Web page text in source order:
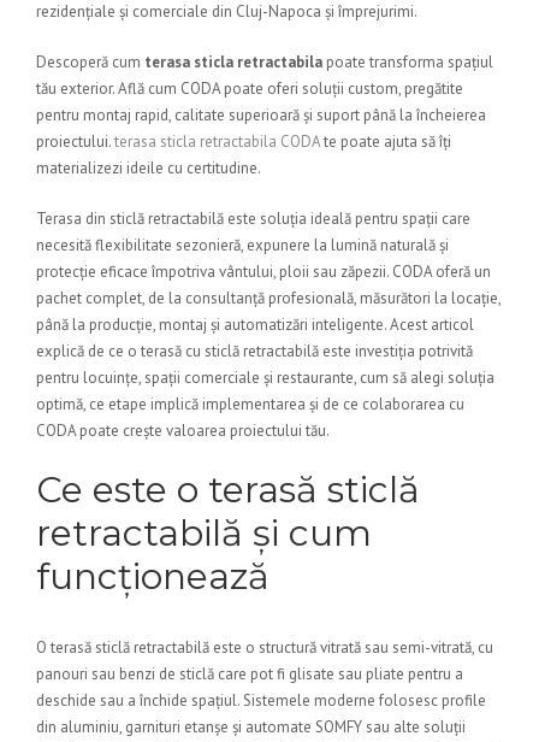
rezidențiale și comerciale din Cluj-Napoca și împrejurimi.
Descoperă cum terasa sticla retractabila poate transforma spațiul
tău exterior. Află cum CODA poate oferi soluții custom, pregătite
pentru montaj rapid, calitate superioară și suport până la încheierea
proiectului.terasa sticla retractabila CODAte poate ajuta să îți
materializezi ideile cu certitudine.
Terasa din sticlă retractabilă este soluția ideală pentru spații care
necesită flexibilitate sezonieră, expunere la lumină naturală și
protecție eficace împotriva vântului, ploii sau zăpezii. CODA oferă un
pachet complet, de la consultanță profesională, măsurători la locație,
până la producție, montaj și automatizări inteligente. Acest articol
explică de ce o terasă cu sticlă retractabilă este investiția potrivită
pentru locuințe, spații comerciale și restaurante, cum să alegi soluția
optimă, ce etape implică implementarea și de ce colaborarea cu
CODA poate crește valoarea proiectului tău.
Ce este o terasă sticlă
retractabilă și cum
funcționează
O terasă sticlă retractabilă este o structură vitrată sau semi-vitrată, cu
panouri sau benzi de sticlă care pot fi glisate sau pliate pentru a
deschide sau a închide spațiul. Sistemele moderne folosesc profile
din aluminiu, garnituri etanșe și automate SOMFY sau alte soluții